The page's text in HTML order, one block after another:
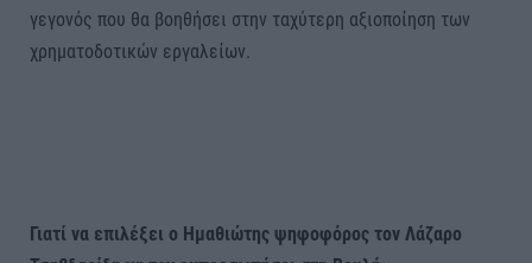
γεγονός που θα βοηθήσει στην ταχύτερη αξιοποίηση των
χρηματοδοτικών εργαλείων.
Γιατί να επιλέξει ο Ημαθιώτης ψηφοφόρος τον Λάζαρο